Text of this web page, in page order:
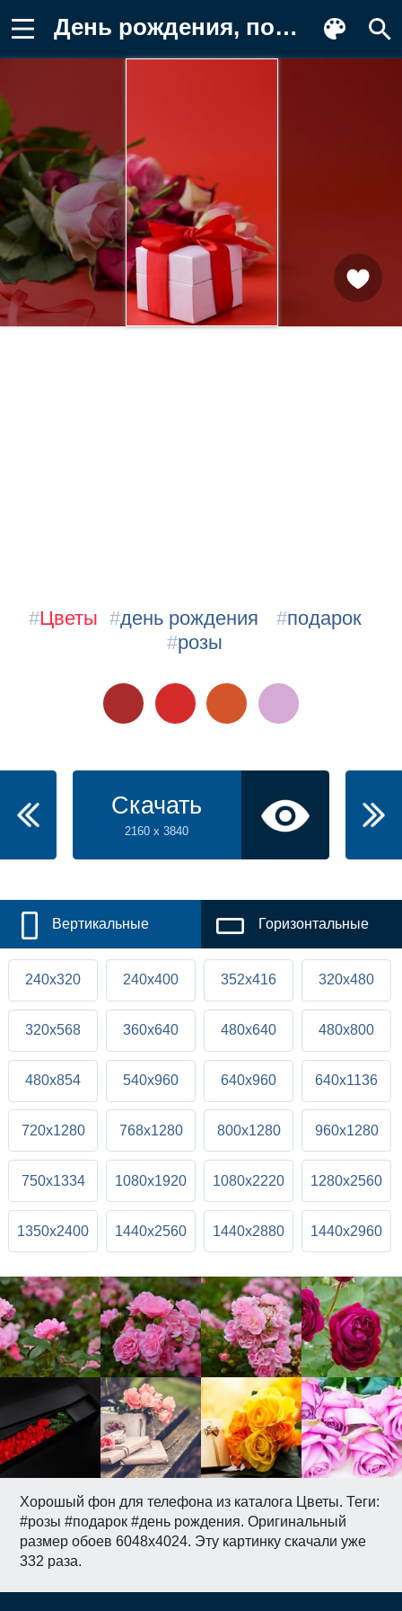
День рождения, подарок, розы Фото
Хорошый фон для телефона из каталога Цветы. Теги:
#розы #подарок #день рождения. Оригинальный
размер обоев 6048x4024. Эту картинку скачали уже
332 раза.
#Цветы #день рождения #подарок
#розы
Скачать
2160 x 3840
Вертикальные Горизонтальные
240x320 240x400 352x416 320x480
320x568 360x640 480x640 480x800
480x854 540x960 640x960 640x1136
720x1280 768x1280 800x1280 960x1280
750x1334 1080x1920 1080x2220 1280x2560
1350x2400 1440x2560 1440x2880 1440x2960